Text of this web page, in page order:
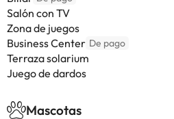
Salón con TV
Zona de juegos
Business Center De pago
Terraza solarium
Juego de dardos
Mascotas